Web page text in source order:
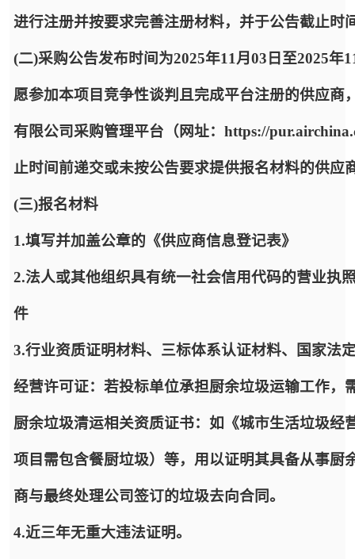
进行注册并按要求完善注册材料，并于公告截止时
(二)采购公告发布时间为2025年11月03日至2025
愿参加本项目竞争性谈判且完成平台注册的供应
有限公司采购管理平台（网址：https://
止时间前递交或未按公告要求提供报名材料的供
(三)报名材料
1.填写并加盖公章的《供应商信息登记表》
2.法人或其他组织具有统一社会信用代码的营业执
件
3.行业资质证明材料、三标体系认证材料、国家法
经营许可证：若投标单位承担厨余垃圾运输工作
厨余垃圾清运相关资质证书：如《城市生活垃圾
项目需包含餐厨垃圾）等，用以证明其具备从事
商与最终处理公司签订的垃圾去向合同。
4.近三年无重大违法证明。